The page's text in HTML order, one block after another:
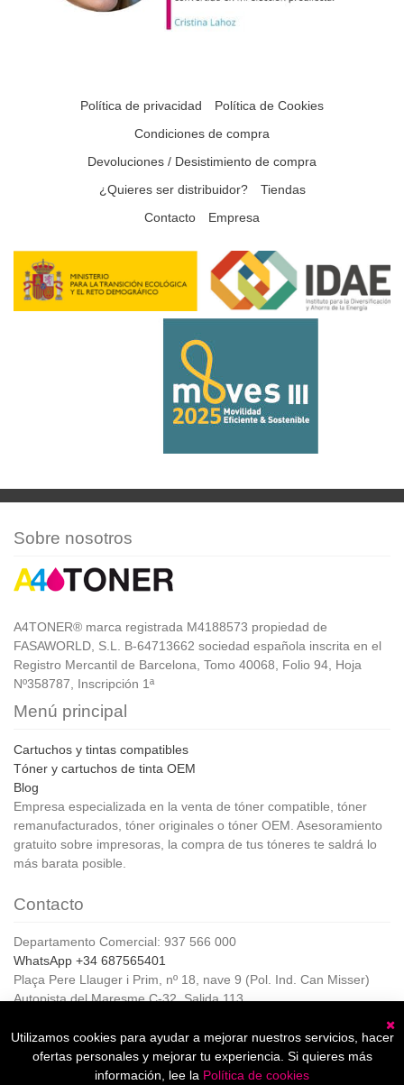
Política de privacidad
Política de Cookies
Condiciones de compra
Devoluciones / Desistimiento de compra
¿Quieres ser distribuidor?
Tiendas
Contacto
Empresa
Sobre nosotros
A4TONER® marca registrada M4188573 propiedad de
FASAWORLD, S.L. B-64713662 sociedad española inscrita en el
Registro Mercantil de Barcelona, Tomo 40068, Folio 94, Hoja
Nº358787, Inscripción 1ª
Menú principal
Cartuchos y tintas compatibles
Tóner y cartuchos de tinta OEM
Blog
Empresa especializada en la venta de tóner compatible, tóner
remanufacturados, tóner originales o tóner OEM. Asesoramiento
gratuito sobre impresoras, la compra de tus tóneres te saldrá lo
más barata posible.
Contacto
Departamento Comercial: 937 566 000
WhatsApp +34 687565401
Plaça Pere Llauger i Prim, nº 18, nave 9 (Pol. Ind. Can Misser)
Autopista del Maresme C-32, Salida 113
Horario de Atención al cliente:
De lunes a jueves de 8:00 a 17:00,
Viernes de 8:00 a 15:00
Utilizamos cookies para ayudar a mejorar nuestros servicios, hacer
ofertas personales y mejorar tu experiencia. Si quieres más
información, lee la Política de cookies